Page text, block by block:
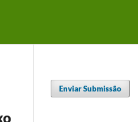
Enviar Submissão